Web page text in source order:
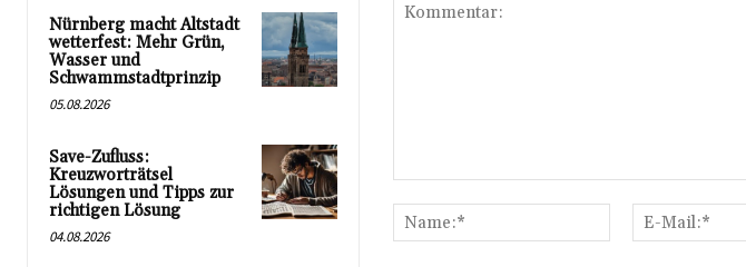
Nürnberg macht Altstadt
wetterfest: Mehr Grün,
Wasser und
Schwammstadtprinzip
05.08.2026
Save-Zufluss:
Kreuzworträtsel
Lösungen und Tipps zur
richtigen Lösung
04.08.2026
Name:*